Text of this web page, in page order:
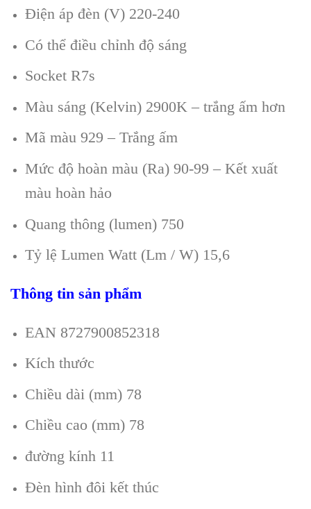
Điện áp đèn (V) 220-240
Có thể điều chỉnh độ sáng
Socket R7s
Màu sáng (Kelvin) 2900K – trắng ấm hơn
Mã màu 929 – Trắng ấm
Mức độ hoàn màu (Ra) 90-99 – Kết xuất
màu hoàn hảo
Quang thông (lumen) 750
Tỷ lệ Lumen Watt (Lm / W) 15,6
Thông tin sản phẩm
EAN 8727900852318
Kích thước
Chiều dài (mm) 78
Chiều cao (mm) 78
đường kính 11
Đèn hình đôi kết thúc